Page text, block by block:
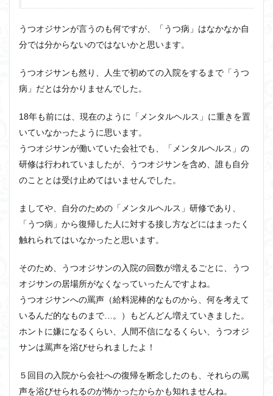
うつオジサンが言うのも何ですが、「うつ病」はなかなか自
分では分からないのではないかと思います。
うつオジサンも然り、人生で初めての入院をするまで「うつ
病」だとは分かりませんでした。
18年も前には、現在のように「メンタルヘルス」に重きを置
いていなかったように思います。
うつオジサンが働いていた会社でも、「メンタルヘルス」の
研修は行われていましたが、うつオジサンを含め、誰も自分
のこととは受け止めてはいませんでした。
ましてや、自分のための「メンタルヘルス」研修であり、
「うつ病」から復帰した人に対する接し方などにはまったく
触れられてはいなかったと思います。
そのため、うつオジサンの入院の回数が増えるごとに、うつ
オジサンの居場所がなくなっていったんですよね。
うつオジサンへの罵声（給料泥棒的なものから、何を考えて
いるんだ的なものまで…。）もどんどん増えていきました。
ホントに嫌になるくらい、人間不信になるくらい、うつオジ
サンは罵声を浴びせられましたよ！
５回目の入院から会社への復帰を断念したのも、それらの罵
声を浴びせられるのが怖かったからかも知れませんね。